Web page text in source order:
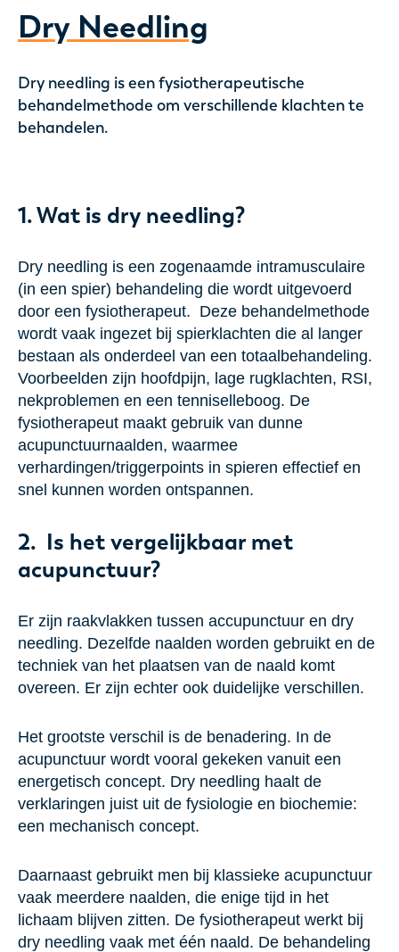
Dry Needling
Dry needling is een fysiotherapeutische
behandelmethode om verschillende klachten te
behandelen.
1. Wat is dry needling?
Dry needling is een zogenaamde intramusculaire
(in een spier) behandeling die wordt uitgevoerd
door een fysiotherapeut. Deze behandelmethode
wordt vaak ingezet bij spierklachten die al langer
bestaan als onderdeel van een totaalbehandeling.
Voorbeelden zijn hoofdpijn, lage rugklachten, RSI,
nekproblemen en een tenniselleboog. De
fysiotherapeut maakt gebruik van dunne
acupunctuurnaalden, waarmee
verhardingen/triggerpoints in spieren effectief en
snel kunnen worden ontspannen.
2. Is het vergelijkbaar met
acupunctuur?
Er zijn raakvlakken tussen accupunctuur en dry
needling. Dezelfde naalden worden gebruikt en de
techniek van het plaatsen van de naald komt
overeen. Er zijn echter ook duidelijke verschillen.
Het grootste verschil is de benadering. In de
acupunctuur wordt vooral gekeken vanuit een
energetisch concept. Dry needling haalt de
verklaringen juist uit de fysiologie en biochemie:
een mechanisch concept.
Daarnaast gebruikt men bij klassieke acupunctuur
vaak meerdere naalden, die enige tijd in het
lichaam blijven zitten. De fysiotherapeut werkt bij
dry needling vaak met één naald. De behandeling